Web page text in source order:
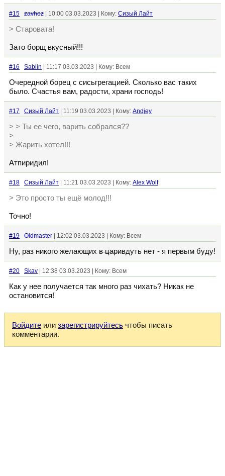
#15 zavhoz | 10:00 03.03.2023 | Кому: Сизый Лайт
> Старовата!
Зато борщ вкусный!!!
#16 Sablin | 11:17 03.03.2023 | Кому: Всем
Очередной борец с сисьгрегацией. Сколько вас таких
было. Счастья вам, радости, храни господь!
#17 Сизый Лайт | 11:19 03.03.2023 | Кому: Andjey
> > Ты ее чего, варить собрался??
>
> Жарить хотел!!!
Атпиридил!
#18 Сизый Лайт | 11:21 03.03.2023 | Кому: Alex Wolf
> Это просто ты ещё молод!!!
Точно!
#19 Oldmaster | 12:02 03.03.2023 | Кому: Всем
Ну, раз никого желающих в царивдуть нет - я первым буду!
#20 Skav | 12:38 03.03.2023 | Кому: Всем
Как у нее получается так много раз чихать? Никак не
остановится!
Войдите или зарегистрируйтесь чтобы писать
комментарии.